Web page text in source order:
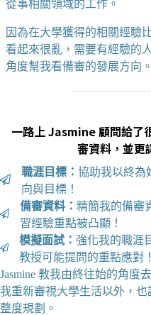
從事相關領域的工作。
因為在大學獲得的相關經驗
看起來很亂，需要有經驗的
角度幫我看備審的發展方向。
一路上 Jasmine 顧問給了
審資料，並更
職涯目標：協助我以終為
向與目標！
備審資料：精簡我的備審
習經驗重點被凸顯！
模擬面試：強化我的職涯
教授可能提問的重點應對！
Jasmine 教我由終往始的角度
我重新審視大學生活以外，
整度規劃。